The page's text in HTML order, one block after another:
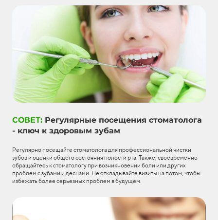
СОВЕТ: Регулярные посещения стоматолога
- ключ к здоровым зубам
Регулярно посещайте стоматолога для профессиональной чистки
зубов и оценки общего состояния полости рта. Также, своевременно
обращайтесь к стоматологу при возникновении боли или других
проблем с зубами и деснами. Не откладывайте визиты на потом, чтобы
избежать более серьезных проблем в будущем.